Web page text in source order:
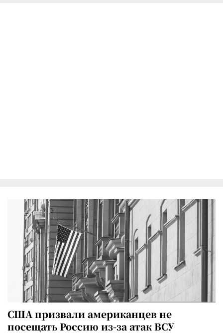
США призвали американцев не
посещать Россию из-за атак ВСУ